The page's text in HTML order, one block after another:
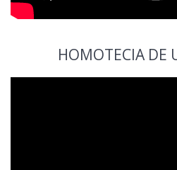
HOMOTECIA DE